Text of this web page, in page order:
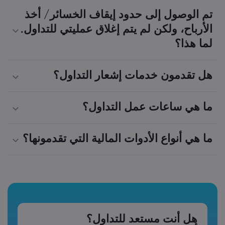
تم الوصول إلى حدود إيقاف الخسائر/ أخذ
الأرباح، ولكن لم يتم إغلاق عمليتي للتداول.
لما هذا؟
هل تقدمون خدمات إشعار التداول؟
ما هي ساعات عمل التداول؟
ما هي أنواع الأدوات المالية التي تقدمونها؟
هل أنت مستعد للتداول؟